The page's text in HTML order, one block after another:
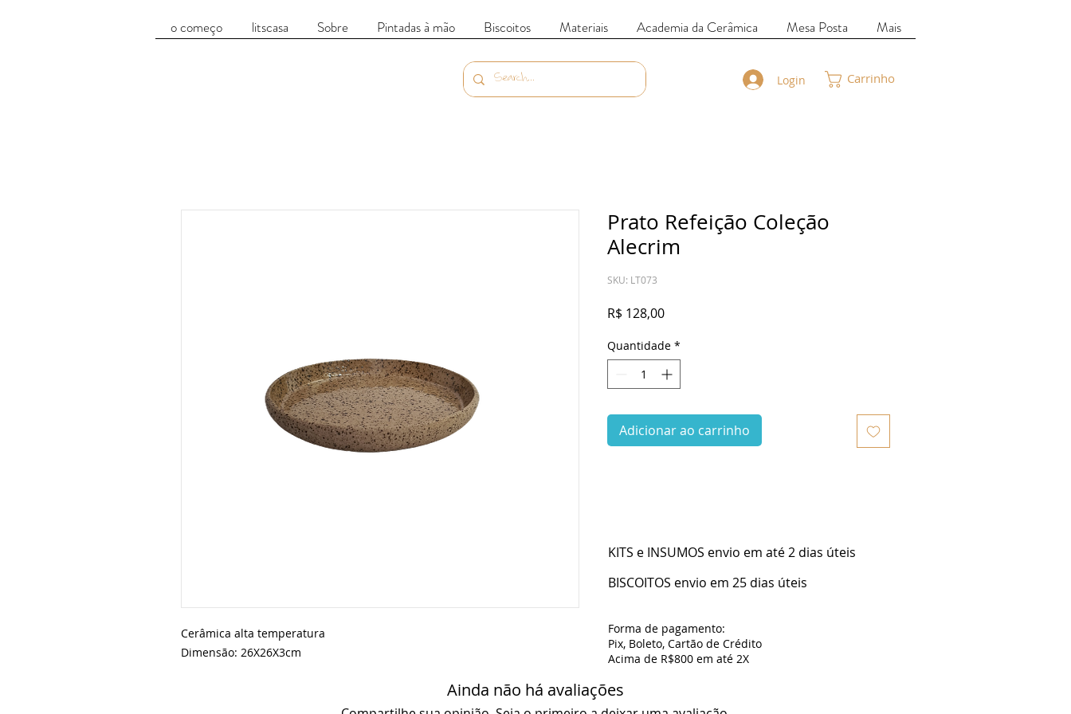
o começo litscasa Sobre Pintadas à mão Biscoitos Materiais Academia da Cerâmica Mesa Posta Mais
Login Carrinho
Cerâmica alta temperatura
Dimensão: 26X26X3cm
Prato Refeição Coleção
Alecrim
SKU: LT073
R$ 128,00Preço
Quantidade *
Adicionar ao carrinho
Ainda não há avaliações
KITS e INSUMOS envio em até 2 dias úteis
BISCOITOS envio em 25 dias úteis
Forma de pagamento:
Pix, Boleto, Cartão de Crédito
Acima de R$800 em até 2X